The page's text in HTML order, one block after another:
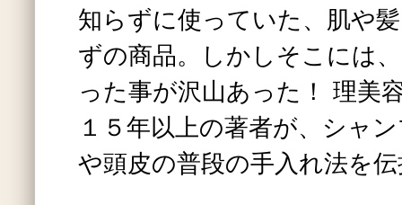
知らずに使っていた、肌や
ずの商品。しかしそこには
った事が沢山あった！ 理美
１５年以上の著者が、シャ
や頭皮の普段の手入れ法を